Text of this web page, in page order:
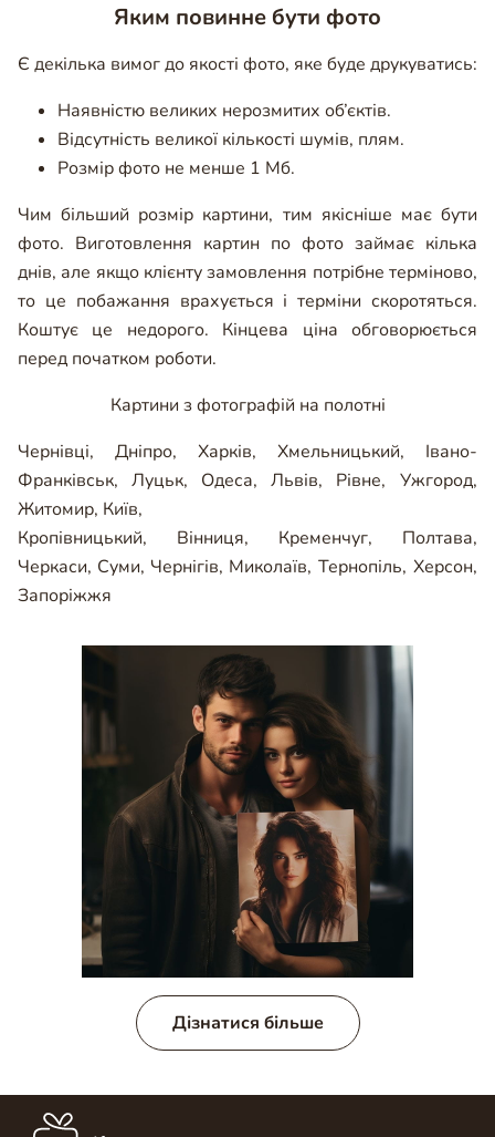
Яким повинне бути фото
Є декілька вимог до якості фото, яке буде друкуватись:
Наявністю великих нерозмитих об’єктів.
Відсутність великої кількості шумів, плям.
Розмір фото не менше 1 Мб.
Чим більший розмір картини, тим якісніше має бути
фото. Виготовлення картин по фото займає кілька
днів, але якщо клієнту замовлення потрібне терміново,
то це побажання врахується і терміни скоротяться.
Коштує це недорого. Кінцева ціна обговорюється
перед початком роботи.
Картини з фотографій на полотні
Чернівці, Дніпро, Харків, Хмельницький, Івано-
Франківськ, Луцьк, Одеса, Львів, Рівне, Ужгород,
Житомир, Київ,
Кропівницький, Вінниця, Кременчуг, Полтава,
Черкаси, Суми, Чернігів, Миколаїв, Тернопіль, Херсон,
Запоріжжя
Дізнатися більше